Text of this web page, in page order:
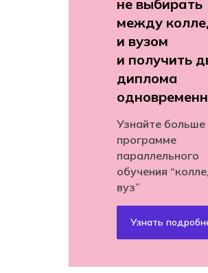
не выбирать
между
и вузом
и получить
диплома
Узнайте больше
программе
параллельного
обучения
вуз”
Узнать